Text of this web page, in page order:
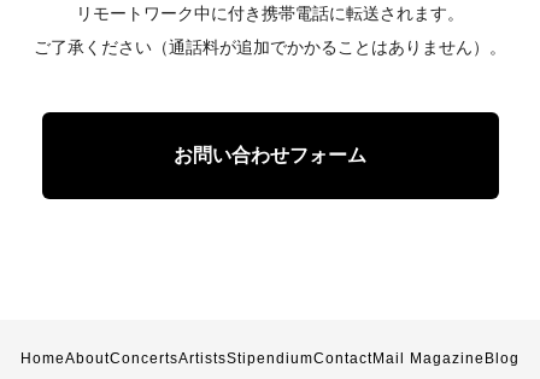
リモートワーク中に付き携帯電話に転送されます。
ご了承ください（通話料が追加でかかることはありません）。
お問い合わせフォーム
HomeAboutConcertsArtistsStipendiumContactMail Magazine Blog